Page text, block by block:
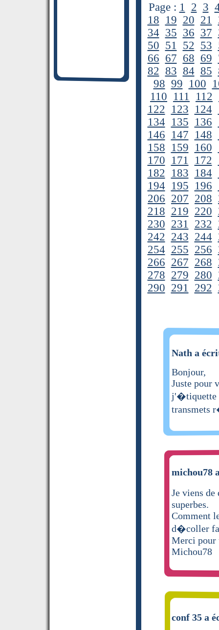
Page : 1 2 3
18 19 20 21
34 35 36 37
50 51 52 53
66 67 68 69
82 83 84 85
98 99 100
110 111 112
122 123 124
134 135 136
146 147 148
158 159 160
170 171 172
182 183 184
194 195 196
206 207 208
218 219 220
230 231 232
242 243 244
254 255 256
266 267 268
278 279 280
290 291 292
Nath a
Bonjour,
Juste pour
j'�tiquette
transmets
michou78
Je viens
superbes.
Comment
d�coller
Merci pour
Michou78
conf 35 a